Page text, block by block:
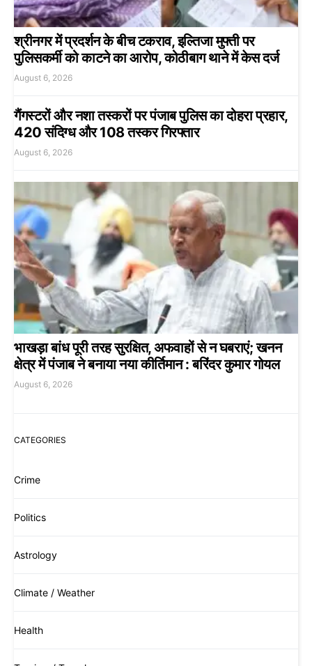
श्रीनगर में प्रदर्शन के बीच टकराव, इल्तिजा मुफ्ती पर
पुलिसकर्मी को काटने का आरोप, कोठीबाग थाने में केस दर्ज
August 6, 2026
गैंगस्टरों और नशा तस्करों पर पंजाब पुलिस का दोहरा प्रहार,
420 संदिग्ध और 108 तस्कर गिरफ्तार
August 6, 2026
भाखड़ा बांध पूरी तरह सुरक्षित, अफवाहों से न घबराएं; खनन
क्षेत्र में पंजाब ने बनाया नया कीर्तिमान : बरिंदर कुमार गोयल
August 6, 2026
CATEGORIES
Crime
Politics
Astrology
Climate / Weather
Health